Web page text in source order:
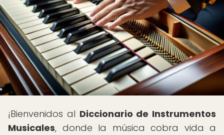
¡Bienvenidos al Diccionario de Instrumentos
Musicales, donde la música cobra vida a